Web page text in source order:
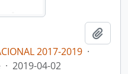
2017-2019 ·
· 2019-04-02